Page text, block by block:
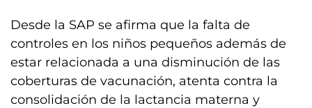
Desde la SAP se afirma que la falta de
controles en los niños pequeños además de
estar relacionada a una disminución de las
coberturas de vacunación, atenta contra la
consolidación de la lactancia materna y